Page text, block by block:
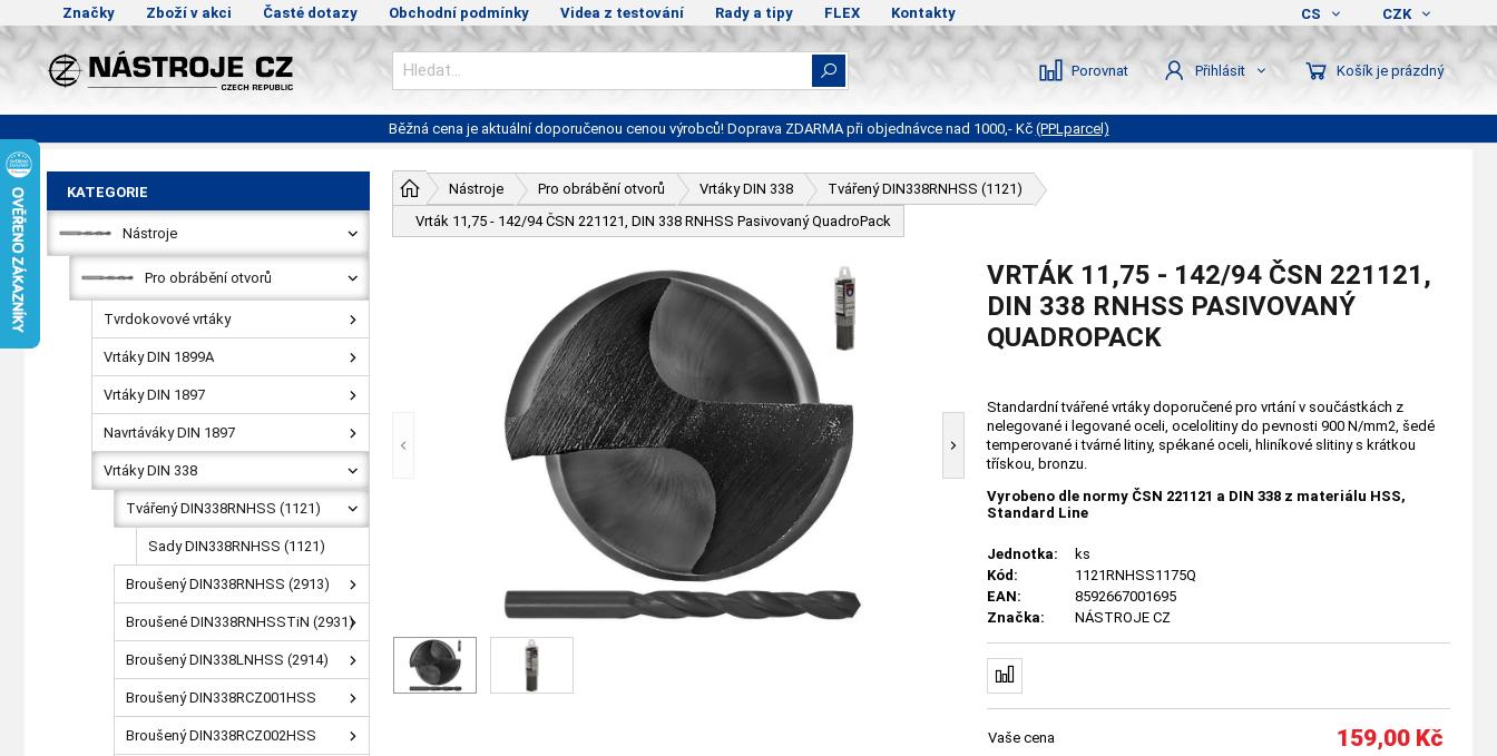
Značky Zboží v akci Časté dotazy Obchodní podmínky Videa z testování Rady a tipy FLEX Kontakty CS CZK
Porovnat Přihlásit Košík je prázdný
Běžná cena je aktuální doporučenou cenou výrobců! Doprava ZDARMA při objednávce nad 1000,- Kč (PPLparcel)
Nástroje Pro obrábění otvorů Vrtáky DIN 338
Tvářený DIN338RNHSS (1121)
Vrták 11,75 - 142/94 ČSN 221121, DIN 338 RNHSS Pasivovaný QuadroPack
VRTÁK 11,75 - 142/94 ČSN 221121,
DIN 338 RNHSS PASIVOVANÝ
QUADROPACK
Standardní tvářené vrtáky doporučené pro vrtání v součástkách z
nelegované i legované oceli, ocelolitiny do pevnosti 900 N/mm2, šedé
temperované i tvárné litiny, spékané oceli, hliníkové slitiny s krátkou
třískou, bronzu.
Vyrobeno dle normy ČSN 221121 a DIN 338 z materiálu HSS,
Standard Line
Jednotka:
ks
Kód:
1121RNHSS1175Q
EAN:
8592667001695
Značka:
NÁSTROJE CZ
Vaše cena 159,00Kč
KATEGORIE
Nástroje
Pro obrábění otvorů
Tvrdokovové vrtáky
Vrtáky DIN 1899A
Vrtáky DIN 1897
Navrtáváky DIN 1897
Vrtáky DIN 338
Tvářený DIN338RNHSS (1121)
Sady DIN338RNHSS (1121)
Broušený DIN338RNHSS (2913)
Broušené DIN338RNHSSTiN (2931)
Broušený DIN338LNHSS (2914)
Broušený DIN338RCZ001HSS
Broušený DIN338RCZ002HSS